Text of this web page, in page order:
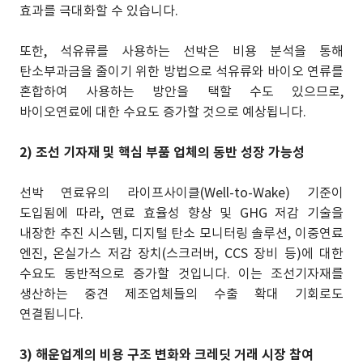
효과를 극대화할 수 있습니다.
또한, 석유류를 사용하는 선박은 비용 분석을 통해
탄소부과금을 줄이기 위한 방법으로 석유류와 바이오 연류를
혼합하여 사용하는 방안을 택할 수도 있으므로,
바이오연료에 대한 수요도 증가할 것으로 예상됩니다.
2) 조선 기자재 및 핵심 부품 업체의 동반 성장 가능성
선박 연료유의 라이프사이클(Well-to-Wake) 기준이
도입됨에 따라, 연료 효율성 향상 및 GHG 저감 기술을
내장한 추진 시스템, 디지털 탄소 모니터링 솔루션, 이중연료
엔진, 온실가스 저감 장치(스크러버, CCS 장비 등)에 대한
수요도 동반적으로 증가할 것입니다. 이는 조선기자재를
생산하는 중견 제조업체들의 수출 확대 기회로도
연결됩니다.
3) 해운업계의 비용 구조 변화와 크레딧 거래 시장 참여